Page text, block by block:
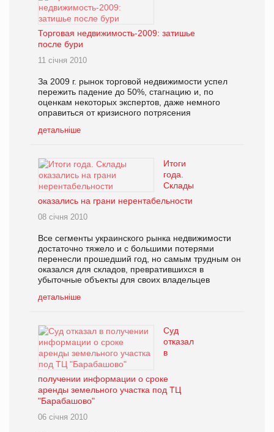
Торговая недвижимость-2009: затишье
после бури
11 січня 2010
За 2009 г. рынок торговой недвижимости успел
пережить падение до 50%, стагнацию и, по
оценкам некоторых экспертов, даже немного
оправиться от кризисного потрясения
детальніше
Итоги
года.
Склады
оказались на грани нерентабельности
08 січня 2010
Все сегменты украинского рынка недвижимости
достаточно тяжело и с большими потерями
перенесли прошедший год, но самым трудным он
оказался для складов, превратившихся в
убыточные объекты для своих владельцев
детальніше
Суд
отказал
в
получении информации о сроке
аренды земельного участка под ТЦ
"Барабашово"
06 січня 2010